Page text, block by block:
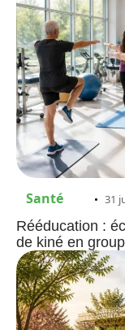
Santé 31
Rééducation :
de kiné en